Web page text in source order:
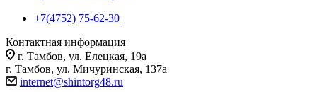
+7(4752) 75-62-30
Контактная информация
г. Тамбов, ул. Елецкая, 19а
г. Тамбов, ул. Мичуринская, 137а
internet@shintorg48.ru